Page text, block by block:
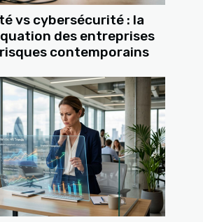
vs cybersécurité : la
des entreprises
contemporains